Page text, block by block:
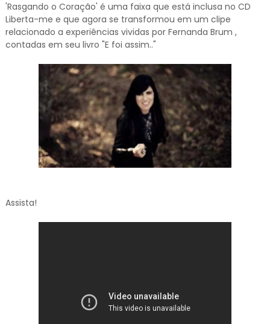
'Rasgando o Coração' é uma faixa que está inclusa no CD
Liberta-me e que agora se transformou em um clipe
relacionado a experiências vividas por Fernanda Brum ,
contadas em seu livro "E foi assim.."
Assista!